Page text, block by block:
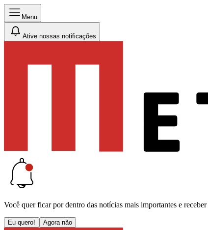
Menu
Ative nossas notificações
Você quer ficar por dentro das notícias mais importantes e receber
Eu quero! Agora não